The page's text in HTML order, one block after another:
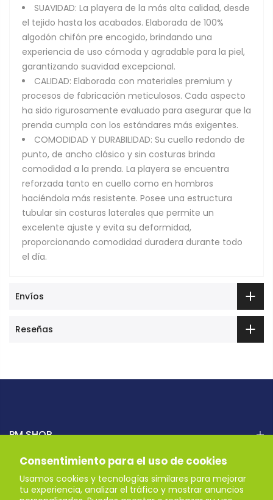
Consentimiento para el uso de cookies
Usamos cookies y tecnologías similares para mejorar
tu experiencia, analizar el tráfico y mostrar anuncios
SUAVIDAD: La playera de la más alta calidad, desde
el tejido hasta los acabados. Elaborada de 100%
algodón chifón pre encogido, brindando una
experiencia de uso cómoda y agradable para la piel,
garantizando suavidad excepcional.
CALIDAD: Elaborada con materiales premium y
procesos de fabricación meticulosos. Cada aspecto
ha sido rigurosamente evaluado para asegurar que la
prenda cumpla con los estándares más exigentes.
COMODIDAD Y DURABILIDAD: Su cuello redondo de
punto, de ancho clásico y sin costuras brinda
comodidad a la prenda. La playera se encuentra
reforzada tanto en cuello como en hombros
haciéndola más resistente. Posee una estructura
tubular sin costuras laterales que permite un
excelente ajuste y evita su deformidad,
proporcionando comodidad duradera durante todo
el día.
Envíos
Reseñas
PM SHOP
AYUDA